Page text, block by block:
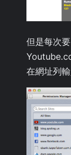
但是每次
在網址列